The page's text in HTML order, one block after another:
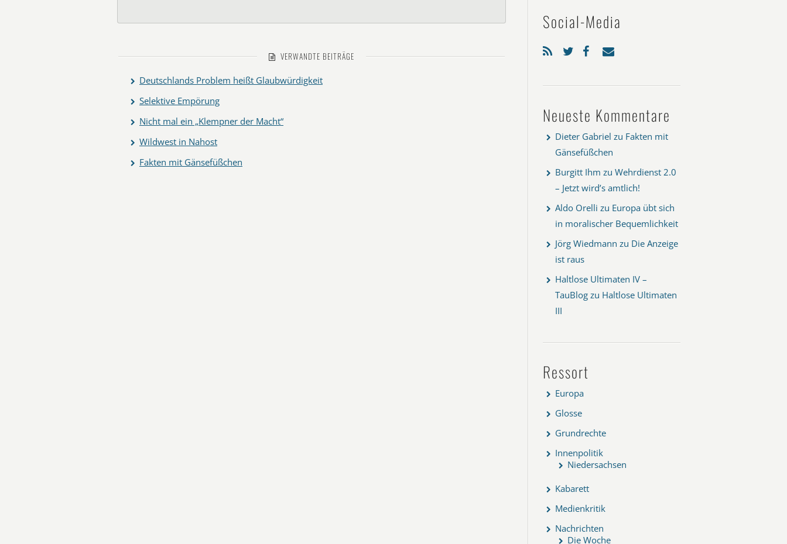
VERWANDTE BEITRÄGE
Deutschlands Problem heißt Glaubwürdigkeit
Selektive Empörung
Nicht mal ein „Klempner der Macht“
Wildwest in Nahost
Fakten mit Gänsefüßchen
Social-Media
Neueste Kommentare
Dieter Gabriel zu Fakten mit
Gänsefüßchen
Burgitt Ihm zu Wehrdienst 2.0
– Jetzt wird’s amtlich!
Aldo Orelli zu Europa übt sich
in moralischer Bequemlichkeit
Jörg Wiedmann zu Die Anzeige
ist raus
Haltlose Ultimaten IV –
TauBlog zu Haltlose Ultimaten
III
Ressort
Europa
Glosse
Grundrechte
Innenpolitik
Niedersachsen
Kabarett
Medienkritik
Nachrichten
Die Woche